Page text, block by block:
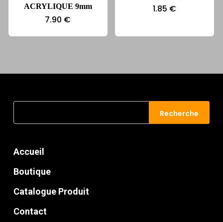
ACRYLIQUE 9mm
7.90 €
1.85 €
pour :
Recherche
Accueil
Boutique
Catalogue Produit
Contact